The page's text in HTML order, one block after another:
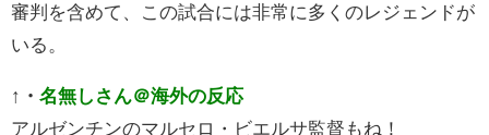
審判を含めて、この試合には非常に多くのレジェンドが
いる。
↑ ・ 名無しさん＠海外の反応
アルゼンチンのマルセロ・ビエルサ監督もね！